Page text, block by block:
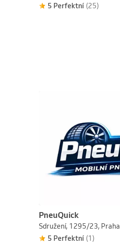
5 Perfektní (25)
PneuQuick
Sdružení, 1295/23, Praha
5 Perfektní (1)